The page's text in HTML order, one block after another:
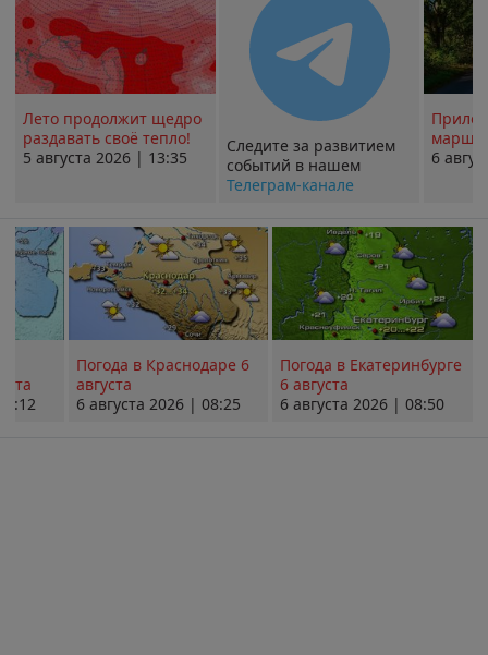
Лето продолжит щедро
раздавать своё тепло!
5 августа 2026 | 13:35
Следите за развитием
событий в нашем
Телеграм-канале
6
Погода в Краснодаре 6
августа
6 августа 2026 | 08:25
Погода в Екатеринбурге
6 августа
6 августа 2026 | 08:50